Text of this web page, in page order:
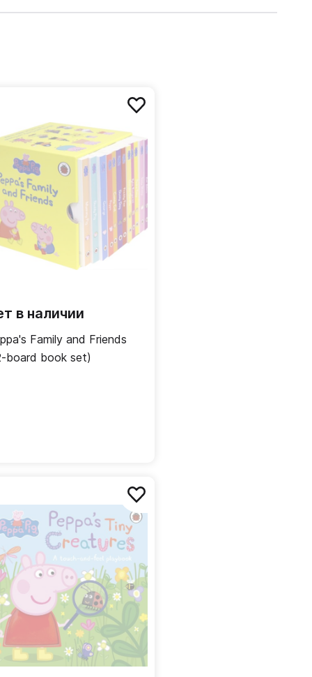
в наличии
Family and Friends
board book set)